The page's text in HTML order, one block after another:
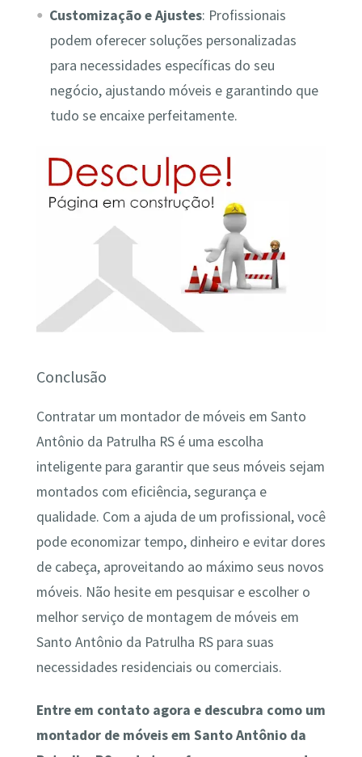
Customização e Ajustes: Profissionais
podem oferecer soluções personalizadas
para necessidades específicas do seu
negócio, ajustando móveis e garantindo que
tudo se encaixe perfeitamente.
Conclusão
Contratar um montador de móveis em Santo
Antônio da Patrulha RS é uma escolha
inteligente para garantir que seus móveis sejam
montados com eficiência, segurança e
qualidade. Com a ajuda de um profissional, você
pode economizar tempo, dinheiro e evitar dores
de cabeça, aproveitando ao máximo seus novos
móveis. Não hesite em pesquisar e escolher o
melhor serviço de montagem de móveis em
Santo Antônio da Patrulha RS para suas
necessidades residenciais ou comerciais.
Entre em contato agora e descubra como um
montador de móveis em Santo Antônio da